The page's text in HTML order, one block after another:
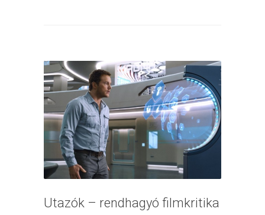
Utazók – rendhagyó filmkritika